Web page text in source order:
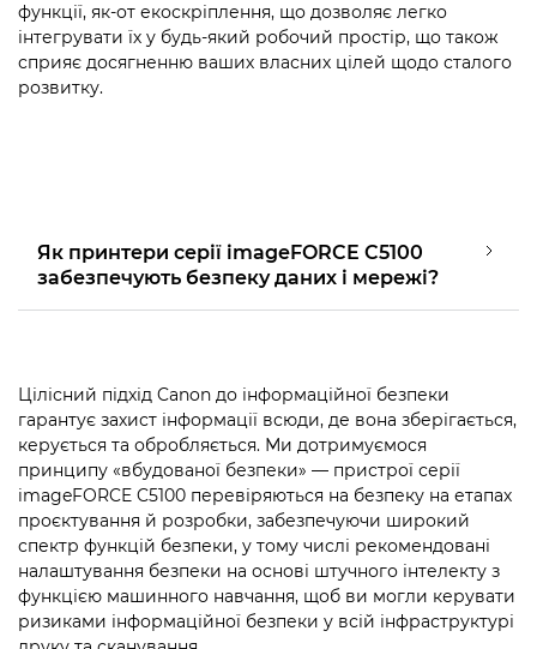
функції, як-от екоскріплення, що дозволяє легко
інтегрувати їх у будь-який робочий простір, що також
сприяє досягненню ваших власних цілей щодо сталого
розвитку.
Як принтери серії imageFORCE C5100
забезпечують безпеку даних і мережі?
Цілісний підхід Canon до інформаційної безпеки
гарантує захист інформації всюди, де вона зберігається,
керується та обробляється. Ми дотримуємося
принципу «вбудованої безпеки» — пристрої серії
imageFORCE C5100 перевіряються на безпеку на етапах
проєктування й розробки, забезпечуючи широкий
спектр функцій безпеки, у тому числі рекомендовані
налаштування безпеки на основі штучного інтелекту з
функцією машинного навчання, щоб ви могли керувати
ризиками інформаційної безпеки у всій інфраструктурі